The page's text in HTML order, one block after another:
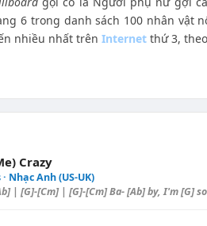
6 trong danh sách 100 nhân vật
nhiều nhất trên Internetthứ 3, theo
Crazy
Nhạc Anh (US-UK)
| [G]-[Cm] | [G]-[Cm] Ba- [Ab] by, I'm [G]